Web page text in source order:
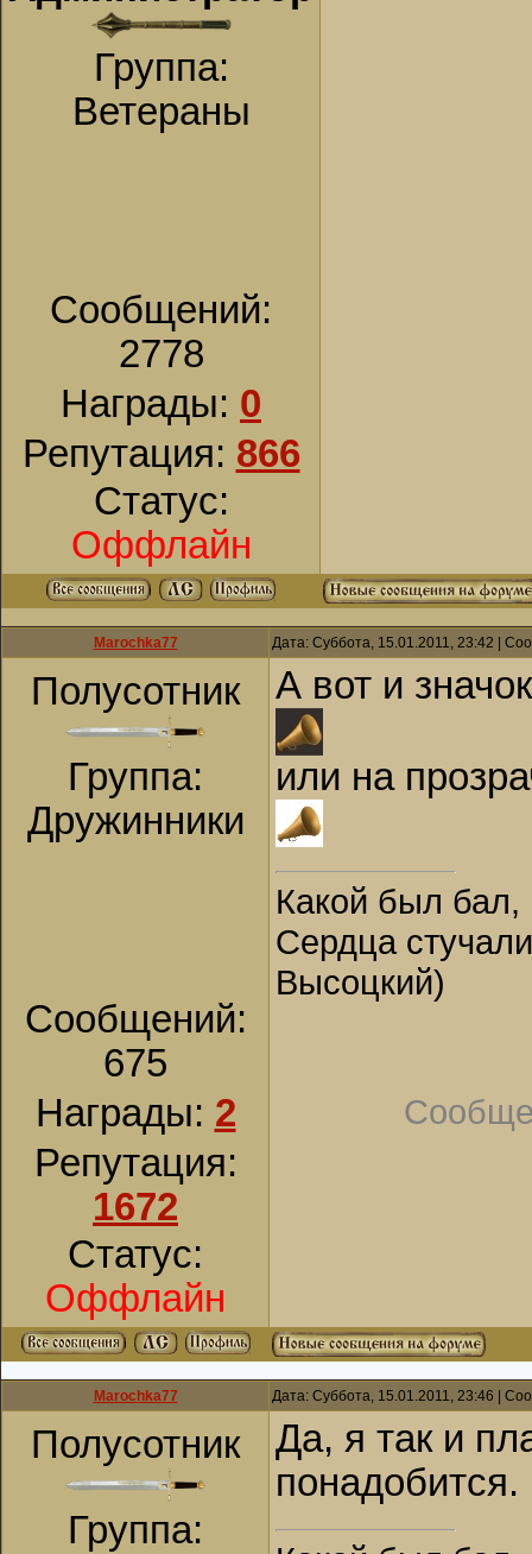
Группа:
Ветераны
Сообщений:
2778
Награды: 0
Репутация: 866
Статус:
Оффлайн
Marochka77 Дата: Суббота, 15.01.2011, 23:42 |
Полусотник
Группа:
Дружинники
Сообщений:
675
Награды: 2
Репутация:
1672
Статус:
Оффлайн
А вот и значок
или на
Какой был бал,
Сердца
Высоцкий)
Marochka77 Дата: Суббота, 15.01.2011, 23:46 |
Полусотник
Группа:
Да, я так и
понадобится.